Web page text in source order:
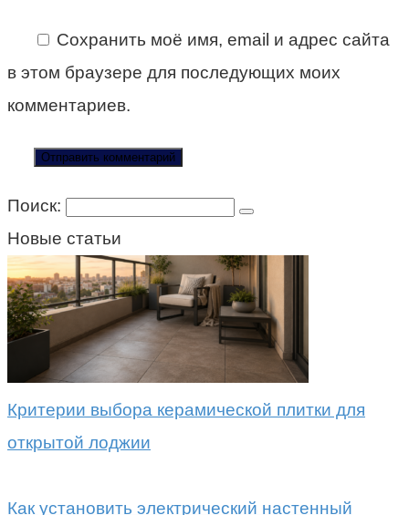
Сохранить моё имя, email и адрес сайта
в этом браузере для последующих моих
комментариев.
Поиск:
Новые статьи
Критерии выбора керамической плитки для
открытой лоджии
Как установить электрический настенный